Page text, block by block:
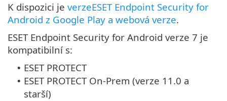
K dispozici je verzeESET Endpoint Security for
Android z Google Play a webová verze.
ESET Endpoint Security for Android verze 7 je
kompatibilní s:
• ESET PROTECT
• ESET PROTECT On-Prem (verze 11.0 a
starší)